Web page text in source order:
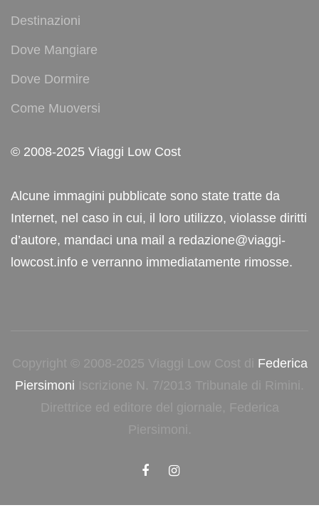
Destinazioni
Dove Mangiare
Dove Dormire
Come Muoversi
© 2008-2025 Viaggi Low Cost
Alcune immagini pubblicate sono state tratte da
Internet, nel caso in cui, il loro utilizzo, violasse diritti
d’autore, mandaci una mail a redazione@viaggi-
lowcost.info e verranno immediatamente rimosse.
Copyright © 2008-2025 Viaggi Low Cost di Federica
Piersimoni Iscrizione N. 7/2013 Tribunale di Rimini.
Direttrice ed editore del giornale, Federica
Piersimoni.